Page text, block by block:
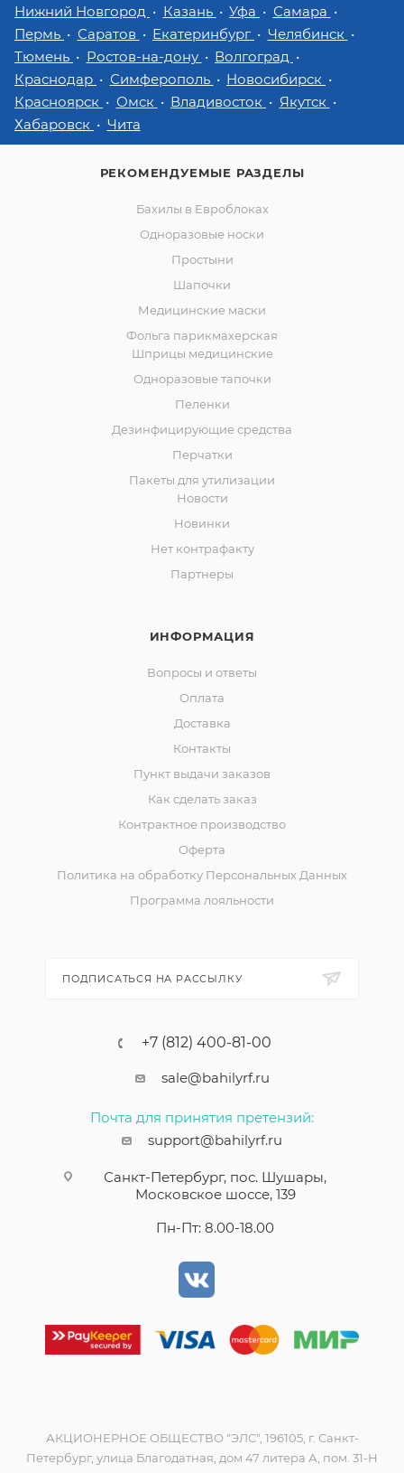
Нижний Новгород
Казань Уфа
Самара
Пермь
Саратов Екатеринбург
Челябинск
Тюмень
Ростов-на-дону
Волгоград
Краснодар
Симферополь
Новосибирск
Красноярск
Омск Владивосток
Якутск
Хабаровск
Чита
РЕКОМЕНДУЕМЫЕ РАЗДЕЛЫ
Бахилы в Евроблоках
Одноразовые носки
Простыни
Шапочки
Медицинские маски
Фольга парикмахерская
Шприцы медицинские
Одноразовые тапочки
Пеленки
Дезинфицирующие средства
Перчатки
Пакеты для утилизации
Новости
Новинки
Нет контрафакту
Партнеры
ИНФОРМАЦИЯ
Вопросы и ответы
Оплата
Доставка
Контакты
Пункт выдачи заказов
Как сделать заказ
Контрактное производство
Оферта
Политика на обработку Персональных Данных
Программа лояльности
ПОДПИСАТЬСЯ НА РАССЫЛКУ
+7 (812) 400-81-00
sale@bahilyrf.ru
Почта для принятия претензий:
support@bahilyrf.ru
Санкт-Петербург, пос. Шушары,
Московское шоссе, 139
Пн-Пт: 8.00-18.00
АКЦИОНЕРНОЕ ОБЩЕСТВО "ЭЛС", 196105, г. Санкт-
Петербург, улица Благодатная, дом 47 литера А, пом. 31-Н